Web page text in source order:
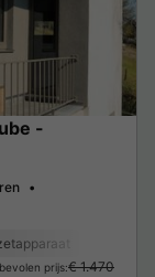
-
prijs:€ 1.470